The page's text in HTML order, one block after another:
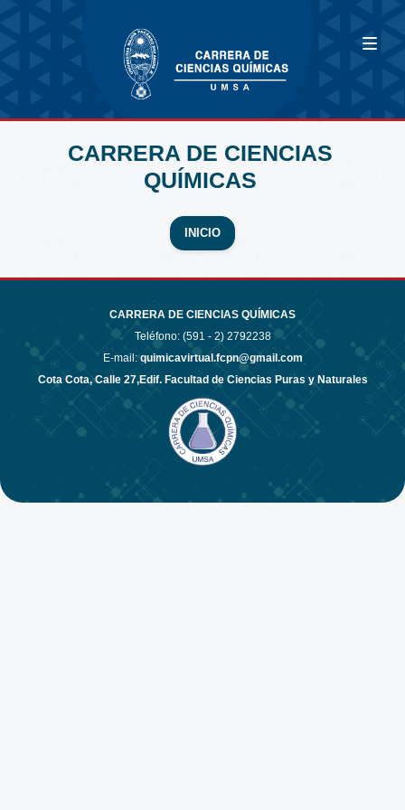
CARRERA DE CIENCIAS
QUÍMICAS
INICIO
CARRERA DE CIENCIAS QUÍMICAS
Teléfono: (591 - 2) 2792238
E-mail: quimicavirtual.fcpn@gmail.com
Cota Cota, Calle 27,Edif. Facultad de Ciencias Puras y Naturales